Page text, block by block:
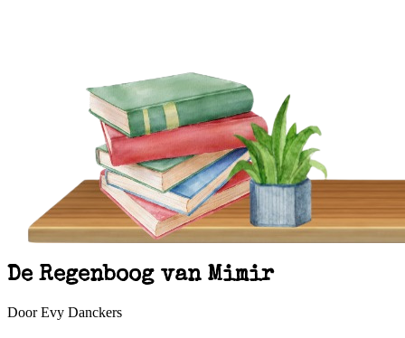
De Regenboog van Mimir
Door Evy Danckers